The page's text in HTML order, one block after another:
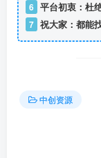
6 平台初衷：杜
7 祝大家：都能
中创资源